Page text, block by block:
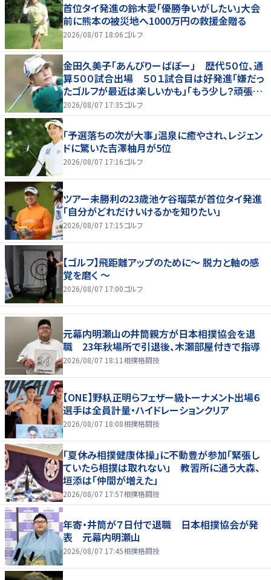
首位タイ発進の鈴木愛「優勝争いがしたい」大会
前に熊本の被災地へ1000万円の救援金贈る
2026/08/07 18:06ゴルフ
金田久美子「あんびりーばぼー」 歴代５０位、通
算５００試合出場 ５０１試合目は好発進「嫌だっ
たゴルフが最近は楽しいかも」「もう少し？頑張り
たいな」
2026/08/07 17:35ゴルフ
「予選落ちの次が大事」温泉に癒やされ、レジェン
ドに驚いた吉澤柚月が5位
2026/08/07 17:16ゴルフ
ツアー未勝利の23歳池ケ谷瑠菜が首位タイ発進
「自分がどれだけいけるかを知りたい」
2026/08/07 17:15ゴルフ
【ゴルフ】飛距離アップのために～ 脱力と軸の感
覚を磨く ～
2026/08/07 17:00ゴルフ
元幕内明瀬山の井筒親方が日本相撲協会を退
職 23年秋場所で引退後、木瀬部屋付きで指導
2026/08/07 18:11 相撲格闘技
【ONE】野杁正明らフェザー級トーナメント出場６
選手は全員計量・ハイドレーションクリア
2026/08/07 18:08相撲格闘技
「夏休み相撲健康体操」に不動豊が参加「緊張し
ていたら相撲は取れない」 教習所に通う大森、
垣添は「仲間が増えた」
2026/08/07 17:57相撲格闘技
年寄・井筒が７日付で退職 日本相撲協会が発
表 元幕内明瀬山
2026/08/07 17:45相撲格闘技